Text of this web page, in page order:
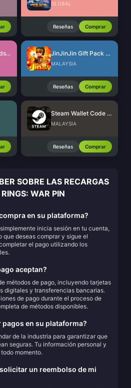
GLOBAL
Reseñas Comprar
Free Fire Diamonds EU + TR JinJinJin Gift Pack Redeem Code
MALAYSIA
Reseñas Comprar
Steam Wallet Code (MYR)
MALAYSIA
Reseñas Comprar
SOBRE LAS RECARGAS
WAR PIN
en su plataforma?
inicia sesión en tu cuenta,
deseas comprar y sigue el
el pago utilizando los
aceptan?
métodos de pago, incluyendo tarjetas
digitales y transferencias bancarias.
de pago durante el proceso de
de métodos disponibles.
pagos en su plataforma?
de la industria para garantizar que
seguras. Tu información personal y
momento.
un reembolso de mi